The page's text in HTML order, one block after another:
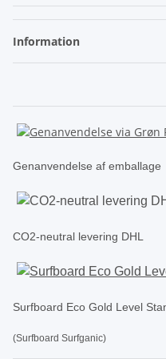
Information
Genanvendelse af emballage
CO2-neutral levering DHL
Surfboard Eco Gold Level
(Surfboard Surfganic)